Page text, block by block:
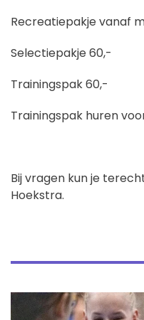
Recreatiepakje vanaf
Selectiepakje 60,-
Trainingspak 60,-
Trainingspak huren
Bij vragen kun je
Hoekstra.